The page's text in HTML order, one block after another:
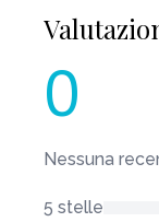
0
Nessuna
5 stelle